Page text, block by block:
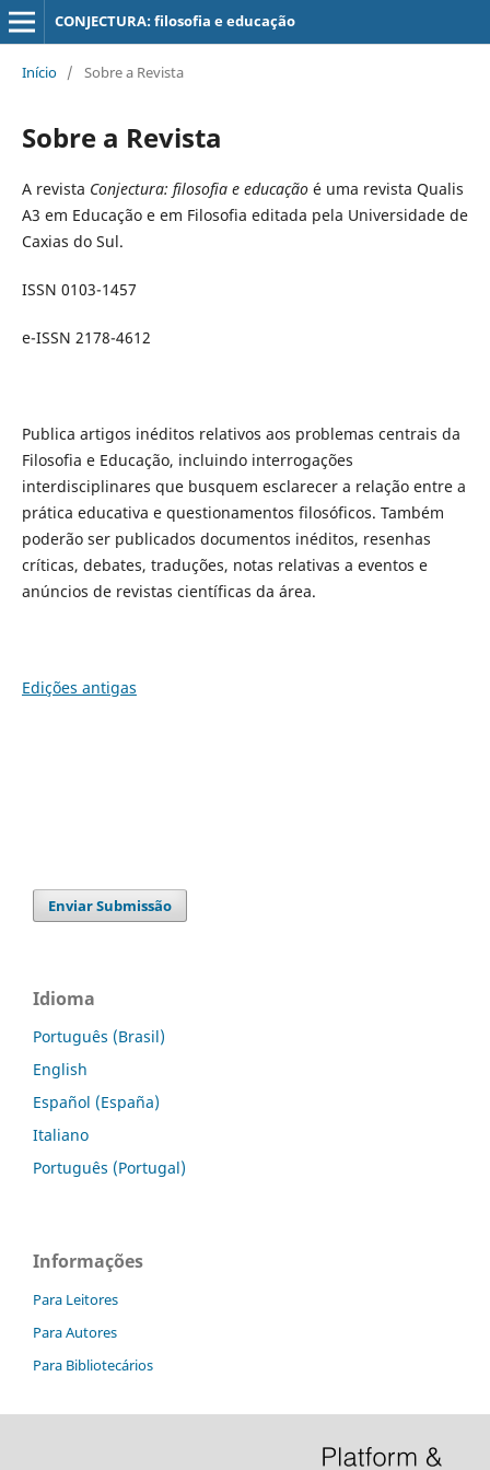
CONJECTURA: filosofia e educação
Início / Sobre a Revista
Sobre a Revista
A revista Conjectura: filosofia e educaçãoé uma revista Qualis
A3 em Educação e em Filosofia editada pela Universidade de
Caxias do Sul.
ISSN 0103-1457
e-ISSN 2178-4612
Publica artigos inéditos relativos aos problemas centrais da
Filosofia e Educação, incluindo interrogações
interdisciplinares que busquem esclarecer a relação entre a
prática educativa e questionamentos filosóficos. Também
poderão ser publicados documentos inéditos, resenhas
críticas, debates, traduções, notas relativas a eventos e
anúncios de revistas científicas da área.
Edições antigas
Enviar Submissão
Idioma
Português (Brasil)
English
Español (España)
Italiano
Português (Portugal)
Informações
Para Leitores
Para Autores
Para Bibliotecários